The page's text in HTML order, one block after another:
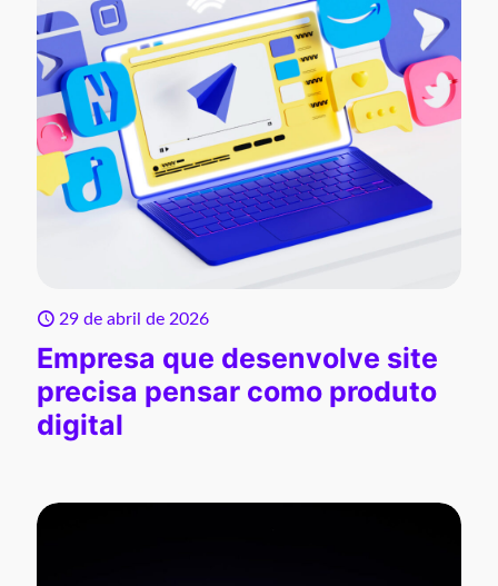
29 de abril de 2026
Empresa que desenvolve site
precisa pensar como produto
digital